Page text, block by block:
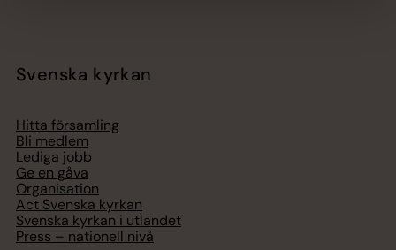
Svenska kyrkan
Hitta församling
Bli medlem
Lediga jobb
Ge en gåva
Organisation
Act Svenska kyrkan
Svenska kyrkan i utlandet
Press – nationell nivå